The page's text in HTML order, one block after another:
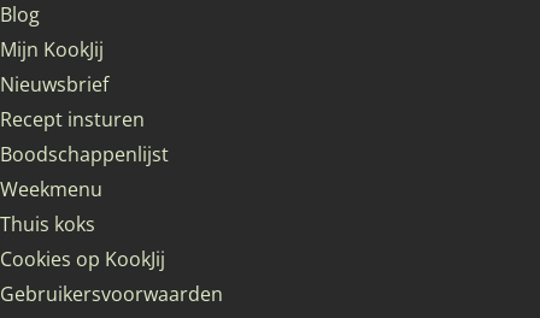
Blog
Mijn KookJij
Nieuwsbrief
Recept insturen
Boodschappenlijst
Weekmenu
Thuis koks
Cookies op KookJij
Gebruikersvoorwaarden